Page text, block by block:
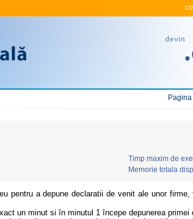
Timp maxim de
Memorie totala
pentru a depune declaratii de venit ale unor firme,
un minut si în minutul 1 începe depunerea primei